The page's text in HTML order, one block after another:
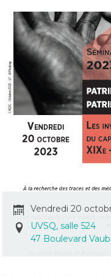
Vendredi 20
UVSQ, salle 524
47 Boulevard